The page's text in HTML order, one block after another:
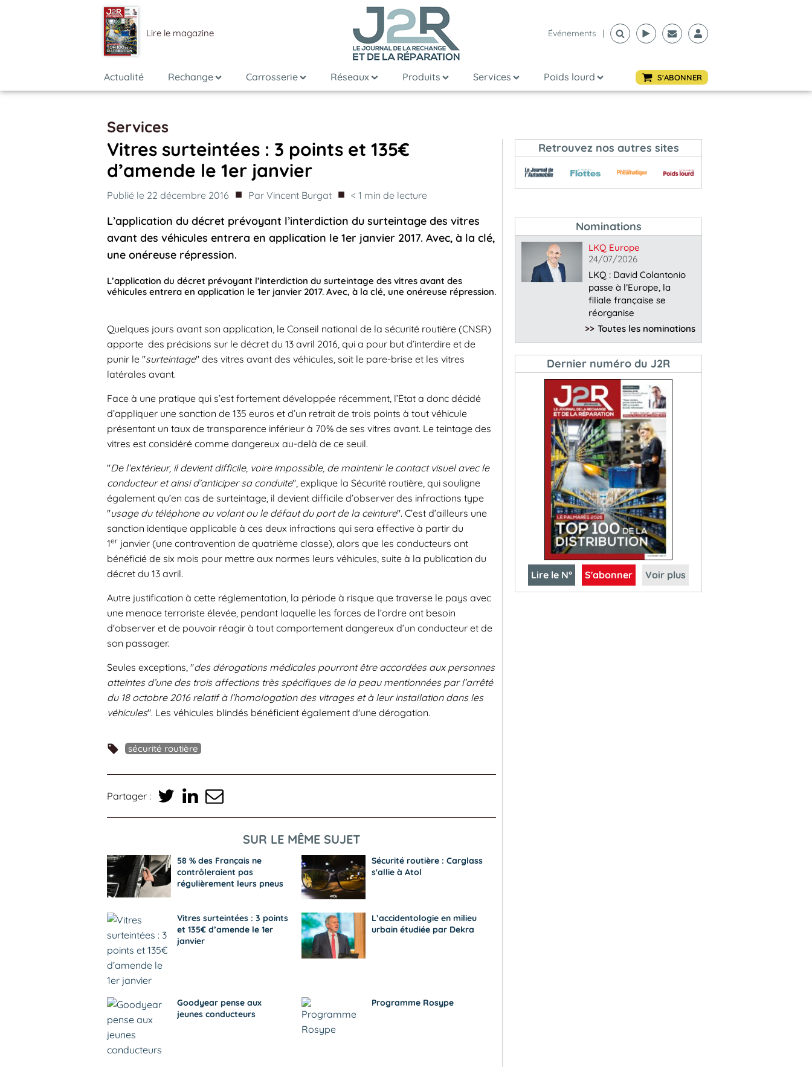
Lire le magazine Événements |
Actualité Rechange Carrosserie Réseaux Produits Services Poids lourd S'ABONNER
Services
Vitres surteintées : 3 points et 135€
d’amende le 1er janvier
Publié le 22 décembre 2016 ■ Par Vincent Burgat ■ < 1 min de lecture
L’application du décret prévoyant l’interdiction du surteintage des vitres
avant des véhicules entrera en application le 1er janvier 2017. Avec, à la clé,
une onéreuse répression.
L’application du décret prévoyant l’interdiction du surteintage des vitres avant des
véhicules entrera en application le 1er janvier 2017. Avec, à la clé, une onéreuse répression.
Quelques jours avant son application, le Conseil national de la sécurité routière (CNSR)
apporte des précisions sur le décret du 13 avril 2016, qui a pour but d’interdire et de
punir le "surteintage" des vitres avant des véhicules, soit le pare-brise et les vitres
latérales avant.
Face à une pratique qui s’est fortement développée récemment, l’Etat a donc décidé
d’appliquer une sanction de 135 euros et d’un retrait de trois points à tout véhicule
présentant un taux de transparence inférieur à 70% de ses vitres avant. Le teintage des
vitres est considéré comme dangereux au-delà de ce seuil.
"De l’extérieur, il devient difficile, voire impossible, de maintenir le contact visuel avec le
conducteur et ainsi d’anticiper sa conduite", explique la Sécurité routière, qui souligne
également qu’en cas de surteintage, il devient difficile d’observer des infractions type
"usage du téléphone au volant ou le défaut du port de la ceinture". C’est d’ailleurs une
sanction identique applicable à ces deux infractions qui sera effective à partir du
1er janvier (une contravention de quatrième classe), alors que les conducteurs ont
bénéficié de six mois pour mettre aux normes leurs véhicules, suite à la publication du
décret du 13 avril.
Autre justification à cette réglementation, la période à risque que traverse le pays avec
une menace terroriste élevée, pendant laquelle les forces de l’ordre ont besoin
d'observer et de pouvoir réagir à tout comportement dangereux d’un conducteur et de
son passager.
Seules exceptions, "des dérogations médicales pourront être accordées aux personnes
atteintes d’une des trois affections très spécifiques de la peau mentionnées par l’arrêté
du 18 octobre 2016 relatif à l’homologation des vitrages et à leur installation dans les
véhicules". Les véhicules blindés bénéficient également d'une dérogation.
sécurité routière
Partager :
SUR LE MÊME SUJET
58 % des Français ne
contrôleraient pas
régulièrement leurs pneus
Sécurité routière : Carglass
s'allie à Atol
Vitres surteintées : 3 points
et 135€ d’amende le 1er
janvier
L’accidentologie en milieu
urbain étudiée par Dekra
Goodyear pense aux
jeunes conducteurs
Programme Rosype
Retrouvez nos autres sites
Nominations
LKQ Europe
24/07/2026
LKQ : David Colantonio
passe à l’Europe, la
filiale française se
réorganise
>> Toutes les nominations
Dernier numéro du J2R
Lire le N° S'abonner Voir plus